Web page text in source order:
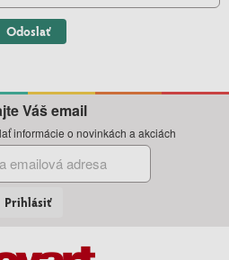
Odoslať
Váš email
informácie o novinkách a akciách
Prihlásiť